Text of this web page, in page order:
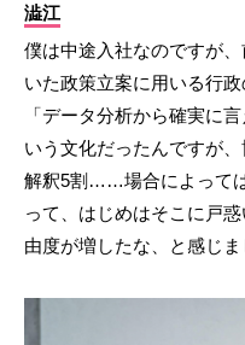
澁江
僕は中途入社なのですが
いた政策立案に用いる行
「データ分析から確実に
いう文化だったんですが
解釈5割……場合によって
って、はじめはそこに戸
由度が増したな、と感じま